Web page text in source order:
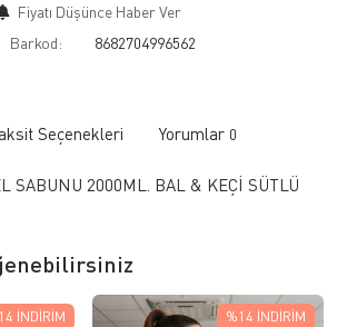
Fiyatı Düşünce Haber Ver
Barkod:
8682704996562
Seçenekleri Yorumlar 0
SABUNU 2000ML. BAL & KEÇİ SÜTLÜ
İNDIRIM %14 İNDIRIM